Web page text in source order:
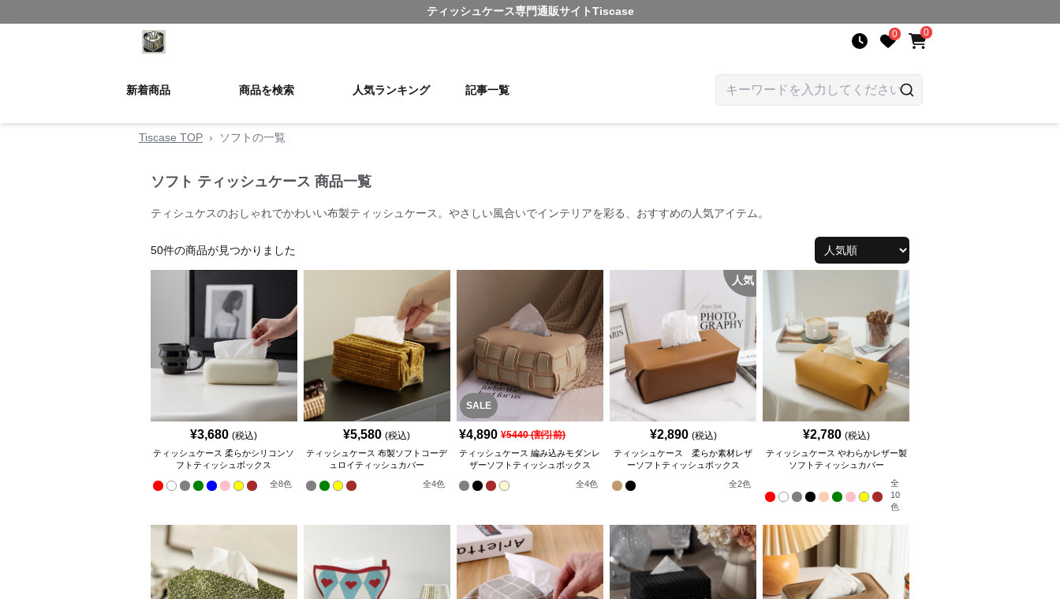
ティッシュケース専門通販サイトTiscase
0 0
新着商品 商品を検索 人気ランキング 記事一覧
Tiscase TOP › ソフトの一覧
ソフト ティッシュケース 商品一覧
ティシュケスのおしゃれでかわいい布製ティッシュケース。やさしい風合いでインテリアを彩る、おすすめの人気アイテム。
50件の商品が見つかりました
¥3,680 (税込)
ティッシュケース 柔らかシリコンソ
フトティッシュボックス
全8色
¥5,580 (税込)
ティッシュケース 布製ソフトコーデ
ュロイティッシュカバー
全4色
SALE
¥4,890 ¥5440(割引前)
ティッシュケース 編み込みモダンレ
ザーソフトティッシュボックス
全4色
人気
¥2,890 (税込)
ティッシュケース 柔らか素材レザ
ーソフトティッシュボックス
全2色
¥2,780 (税込)
ティッシュケース やわらかレザー製
ソフトティッシュカバー
全
10
色